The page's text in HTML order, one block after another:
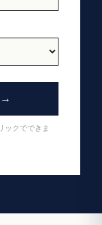
→
ックでできま